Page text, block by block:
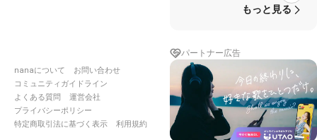
nanaについて
お問い合わせ
コミュニティガイドライン
よくある質問
運営会社
プライバシーポリシー
特定商取引法に基づく表示
利用規約
きみの前で 愛のない愛
表明
奪った？それなんのことか
決まり文句 演じ切るまさ
もっと見る
パートナー広告